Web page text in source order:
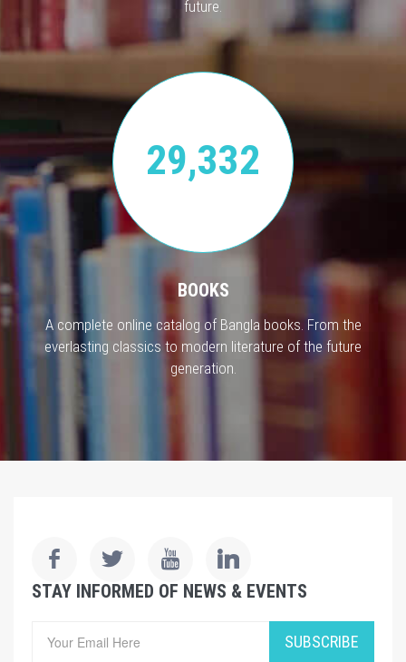
future.
29,332
BOOKS
A complete online catalog of Bangla books. From the
everlasting classics to modern literature of the future
generation.
STAY INFORMED OF NEWS & EVENTS
SUBSCRIBE